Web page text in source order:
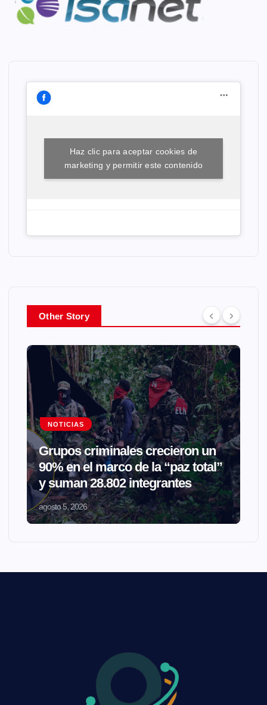
Haz clic para aceptar cookies de
marketing y permitir este contenido
Other Story
NOTICIAS
Grupos criminales crecieron un
90% en el marco de la “paz total”
y suman 28.802 integrantes
agosto 5, 2026